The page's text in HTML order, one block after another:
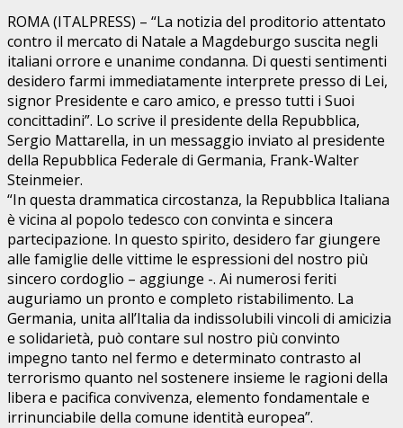
WhatsApp
ROMA (ITALPRESS) – “La notizia del proditorio attentato
contro il mercato di Natale a Magdeburgo suscita negli
italiani orrore e unanime condanna. Di questi sentimenti
desidero farmi immediatamente interprete presso di Lei,
signor Presidente e caro amico, e presso tutti i Suoi
concittadini”. Lo scrive il presidente della Repubblica,
Sergio Mattarella, in un messaggio inviato al presidente
della Repubblica Federale di Germania, Frank-Walter
Steinmeier.
“In questa drammatica circostanza, la Repubblica Italiana
è vicina al popolo tedesco con convinta e sincera
partecipazione. In questo spirito, desidero far giungere
alle famiglie delle vittime le espressioni del nostro più
sincero cordoglio – aggiunge -. Ai numerosi feriti
auguriamo un pronto e completo ristabilimento. La
Germania, unita all’Italia da indissolubili vincoli di amicizia
e solidarietà, può contare sul nostro più convinto
impegno tanto nel fermo e determinato contrasto al
terrorismo quanto nel sostenere insieme le ragioni della
libera e pacifica convivenza, elemento fondamentale e
irrinunciabile della comune identità europea”.